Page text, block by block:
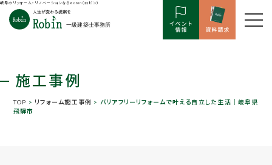
岐阜のリフォーム・リノベーションならRobin（ロビン）
施工事例
TOP > リフォーム施工事例 > バリアフリーリフォームで叶える自立した生活│岐阜県
飛騨市